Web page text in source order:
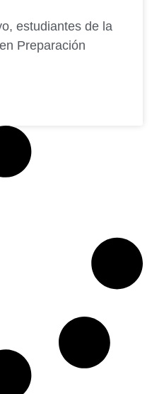
estudiantes de la
Preparación